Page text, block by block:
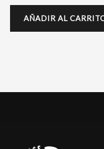
AÑADIR AL